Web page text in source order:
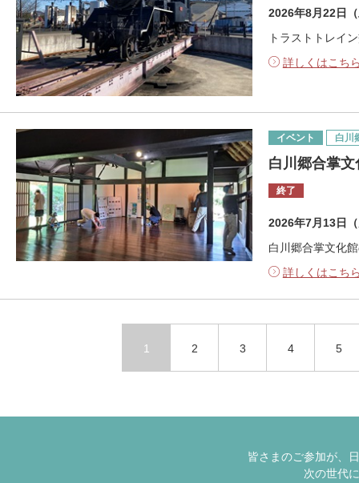
2026年8月22日
トラストトレイ
詳しくはこち
イベント 白川
白川郷合掌
終了
2026年7月13日
白川郷合掌文化
詳しくはこち
1 2 3 4 5
皆さまのご参加が、
次の世代